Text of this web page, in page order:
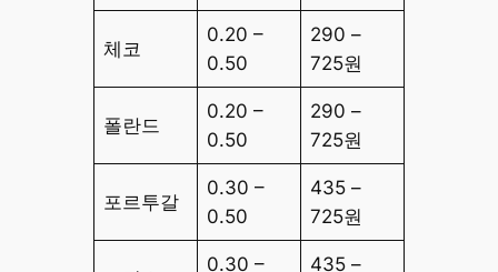
체코
0.20 –
0.50
290 –
725원
폴란드
0.20 –
0.50
290 –
725원
포르투갈
0.30 –
0.50
435 –
725원
0.30 –
435 –